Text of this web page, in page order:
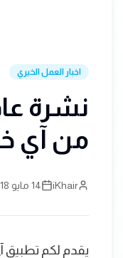
اخبار العمل الخيري
نشرة
من آي
iKhair 14 مايو 2018
يقدم لكم تطبيق